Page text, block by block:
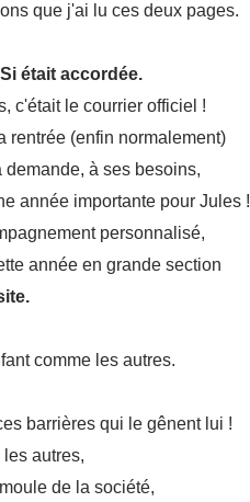
que j'ai lu ces deux pages.
était accordée.
c'était le courrier officiel !
rentrée (enfin normalement)
à ses besoins,
année importante pour Jules !
personnalisé,
année en grande section
comme les autres.
barrières qui le gênent lui !
autres,
de la société,